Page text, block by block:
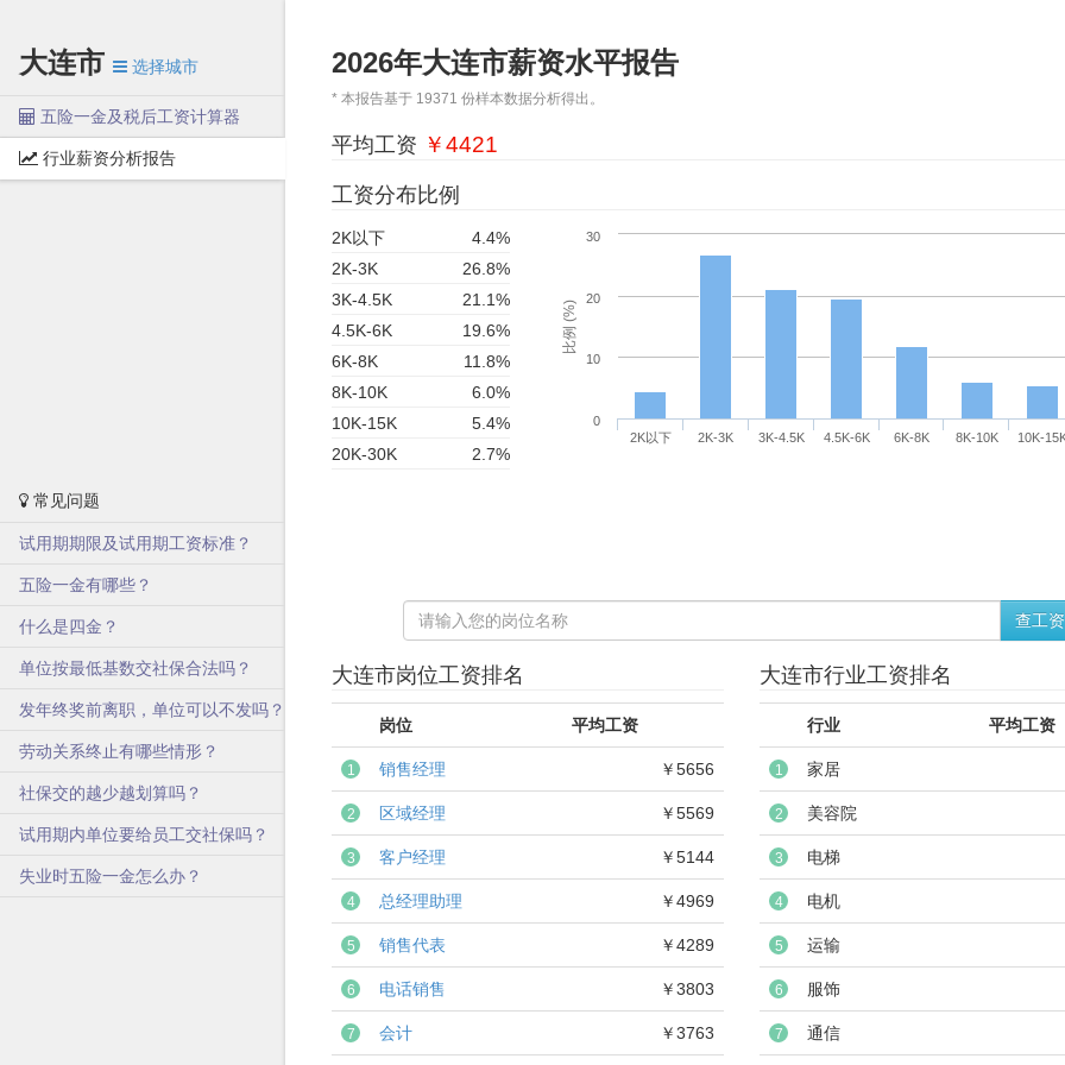
大连市 选择城市
五险一金及税后工资计算器
行业薪资分析报告
常见问题
试用期期限及试用期工资标准？
五险一金有哪些？
什么是四金？
单位按最低基数交社保合法吗？
发年终奖前离职，单位可以不发吗？
劳动关系终止有哪些情形？
社保交的越少越划算吗？
试用期内单位要给员工交社保吗？
失业时五险一金怎么办？
2026年大连市薪资水平报告
* 本报告基于 19371 份样本数据分析得出。
平均工资 ￥4421
工资分布比例
2K以下
4.4%
2K-3K
26.8%
3K-4.5K
21.1%
4.5K-6K
19.6%
6K-8K
11.8%
8K-10K
6.0%
10K-15K
5.4%
20K-30K
2.7%
比例 (%)
2K以下 2K-3K 3K-4.5K 4.5K-6K 6K-8K 8K-10K 10K-
0
10
20
30
查工资
大连市岗位工资排名
岗位 平均工资
1 销售经理 ￥5656
2 区域经理 ￥5569
3 客户经理 ￥5144
4 总经理助理 ￥4969
5 销售代表 ￥4289
6 电话销售 ￥3803
7 会计 ￥3763
大连市行业工资排名
行业 平均工资
1 家居
2 美容院
3 电梯
4 电机
5 运输
6 服饰
7 通信